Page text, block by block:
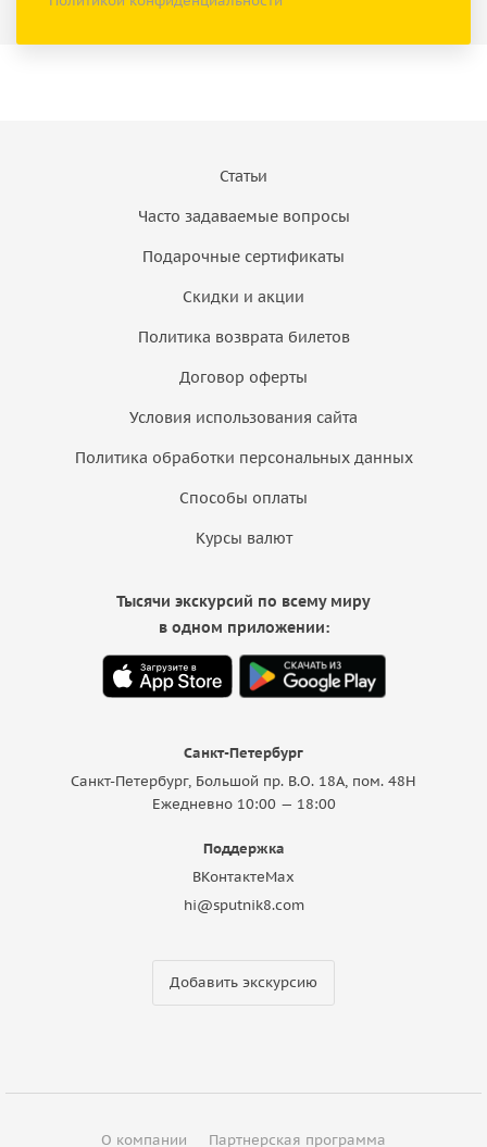
Статьи
Часто задаваемые вопросы
Подарочные сертификаты
Скидки и акции
Политика возврата билетов
Договор оферты
Условия использования сайта
Политика обработки персональных данных
Способы оплаты
Курсы валют
Санкт-Петербург
Санкт-Петербург, Большой пр. В.О. 18A, пом. 48Н
Ежедневно 10:00 — 18:00
Поддержка
ВКонтактеMax
hi@sputnik8.com
Добавить экскурсию
Тысячи экскурсий по всему миру
в одном приложении:
О компании Партнерская программа